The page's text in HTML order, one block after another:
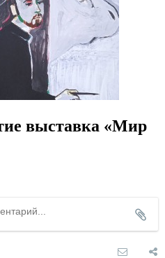
выставка «Мир